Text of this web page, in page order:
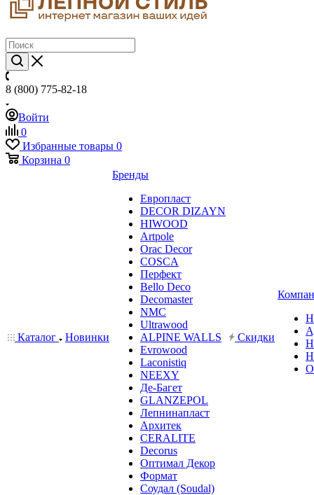
8 (800) 775-82-18
Войти
0
Избранные товары 0
Корзина 0
Каталог Новинки
Бренды
Европласт
DECOR DIZAYN
HIWOOD
Artpole
Orac Decor
COSCA
Перфект
Bello Deco
Decomaster
NMС
Ultrawood
ALPINE WALLS
Evrowood
Laconistiq
NEEXY
Де-Багет
GLANZEPOL
Лепнинапласт
Архитек
CERALITE
Decorus
Оптимал Декор
Формат
Соудал (Soudal)
Скидки